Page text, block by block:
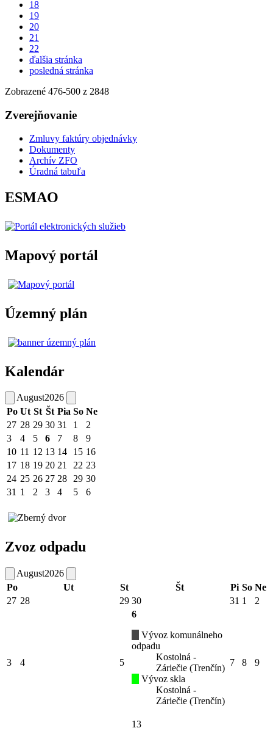
18
19
20
21
22
ďalšia stránka
posledná stránka
Zobrazené 476-500 z 2848
Zverejňovanie
Zmluvy faktúry objednávky
Dokumenty
Archív ZFO
Úradná tabuľa
ESMAO
Mapový portál
Územný plán
Kalendár
August2026
Po Ut St Št Pia So Ne
27 28 29 30 31 1
2
3
4 5 6 7 8
9
10 11 12 13 14 15 16
17 18 19 20 21 22 23
24 25 26 27 28 29 30
31 1 2 3 4 5 6
Zvoz odpadu
August2026
Po
Ut St Št Pi So Ne
27 28 29 30 31 1 2
3 4 5
6
Vývoz komunálneho
odpadu
Kostolná -
Záriečie (Trenčín)
Vývoz skla
Kostolná -
Záriečie (Trenčín)
7 8 9
13